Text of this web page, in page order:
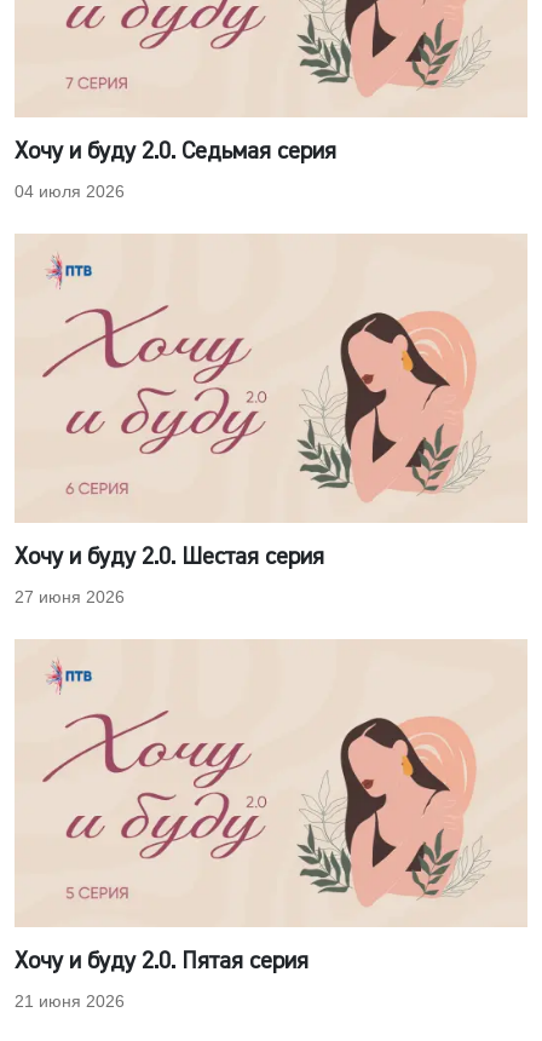
Хочу и буду 2.0. Седьмая серия
04 июля 2026
Хочу и буду 2.0. Шестая серия
27 июня 2026
Хочу и буду 2.0. Пятая серия
21 июня 2026